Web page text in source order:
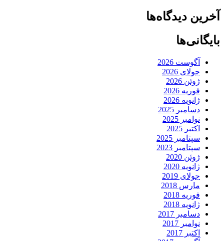
آخرین دیدگاه‌ها
بایگانی‌ها
آگوست 2026
جولای 2026
ژوئن 2026
فوریه 2026
ژانویه 2026
دسامبر 2025
نوامبر 2025
اکتبر 2025
سپتامبر 2025
سپتامبر 2023
ژوئن 2020
ژانویه 2020
جولای 2019
مارس 2018
فوریه 2018
ژانویه 2018
دسامبر 2017
نوامبر 2017
اکتبر 2017